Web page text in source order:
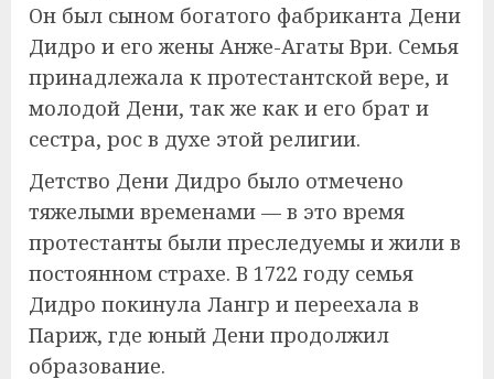
Он был сыном богатого фабриканта Дени
Дидро и его жены Анже-Агаты Ври. Семья
принадлежала к протестантской вере, и
молодой Дени, так же как и его брат и
сестра, рос в духе этой религии.
Детство Дени Дидро было отмечено
тяжелыми временами — в это время
протестанты были преследуемы и жили в
постоянном страхе. В 1722 году семья
Дидро покинула Лангр и переехала в
Париж, где юный Дени продолжил
образование.